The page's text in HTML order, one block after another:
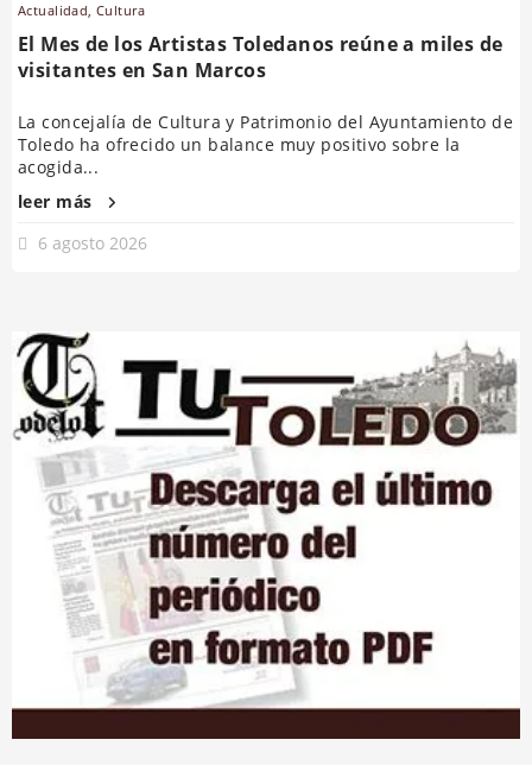
Actualidad,Cultura
El Mes de los Artistas Toledanos reúne a miles de
visitantes en San Marcos
La concejalía de Cultura y Patrimonio del Ayuntamiento de
Toledo ha ofrecido un balance muy positivo sobre la
acogida...
leer más
6 agosto 2026